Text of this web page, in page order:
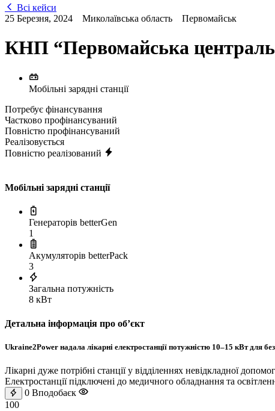
Всі кейси
25 Березня, 2024
Миколаївська область Первомайськ
КНП “Первомайська
Мобільні зарядні станції
Потребує фінансування
Частково профінансуваний
Повністю профінансуваний
Реалізовується
Повністю реалізований
Мобільні зарядні станції
Генераторів betterGen
1
Акумуляторів betterPack
3
Загальна потужність
8 кВт
Детальна інформація про обʼєкт
Ukraine2Power надала лікарні електростанції потужністю 10–15 кВт для
Лікарні дуже потрібні станції у відділеннях невідкладної
Електростанції підключені до медичного обладнання та
0 Вподобаєк
100